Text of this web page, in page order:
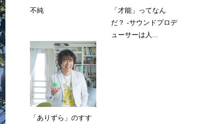
不純
「才能」ってなん
だ？ -サウンドプロデ
ューサーは人...
「ありずら」のすす